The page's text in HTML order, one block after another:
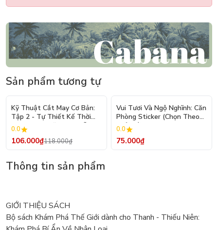
Sản phẩm tương tự
- 10%
Kỹ Thuật Cắt May Cơ Bản:
Tập 2 - Tự Thiết Kế Thời
Trang Nam Nữ - Tạo Mẫu
Rập - Kỹ Thuật Nhảy Size
0.0
106.000₫118.000₫
Vui Tươi Và Ngộ Nghĩnh: Căn
Phòng Sticker (Chọn Theo
Chủ Đề) - Hơn 250 Sticker
0.0
75.000₫
Thông tin sản phẩm
GIỚI THIỆU SÁCH
Bộ sách Khám Phá Thế Giới dành cho Thanh - Thiếu Niên: